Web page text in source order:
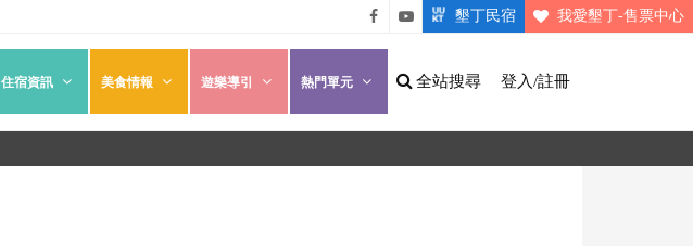
悠遊
墾丁
粉絲
墾丁
墾丁民宿 我愛墾丁-售票中心
登入/註冊
全站搜尋
住宿資訊 美食情報 遊樂導引 熱門單元